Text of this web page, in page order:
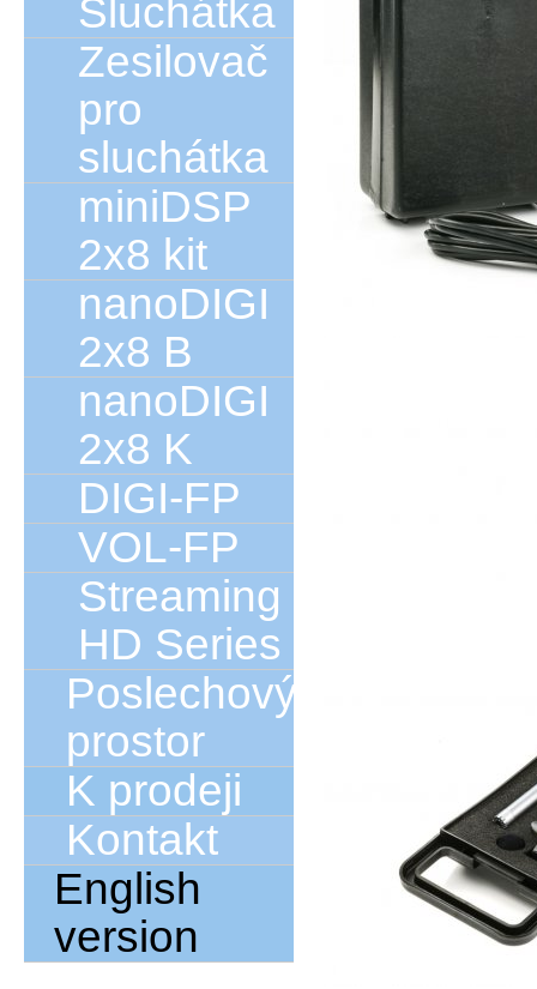
Sluchátka
Zesilovač
pro
sluchátka
miniDSP
2x8 kit
nanoDIGI
2x8 B
nanoDIGI
2x8 K
DIGI-FP
VOL-FP
Streaming
HD Series
Poslechový
prostor
K prodeji
Kontakt
English
version